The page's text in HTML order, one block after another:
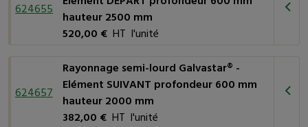
624655 hauteur 2500 mm
520,00 € HT l'unité
624657
Rayonnage semi-lourd Galvastar® -
Elément SUIVANT profondeur 600 mm
hauteur 2000 mm
382,00 €HT l'unité